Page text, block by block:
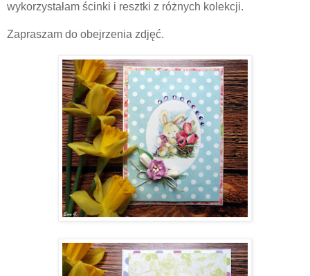
wykorzystałam ścinki i resztki z różnych kolekcji.
Zapraszam do obejrzenia zdjęć.